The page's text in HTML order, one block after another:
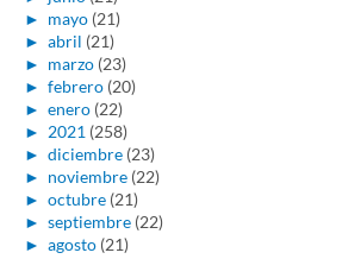
► mayo (21)
► abril (21)
► marzo (23)
► febrero (20)
► enero (22)
► 2021 (258)
► diciembre (23)
► noviembre (22)
► octubre (21)
► septiembre (22)
► agosto (21)